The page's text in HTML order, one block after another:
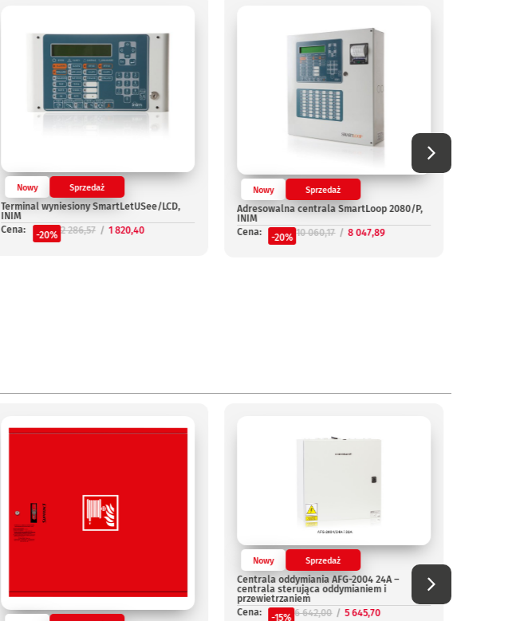
Nowy Sprzedaż
Terminal wyniesiony SmartLetUSee/LCD,
INIM
Cena:
-20% 2 286,57 1 820,40
Nowy Sprzedaż
Adresowalna centrala SmartLoop 2080/P,
INIM
Cena:
-20% 10 060,17 8 047,89
Nowy Sprzedaż
Centrala oddymiania AFG-2004 24A –
centrala sterująca oddymianiem i
przewietrzaniem
Cena:
-15% 6 642,00 5 645,70